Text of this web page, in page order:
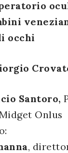
occhi
Santoro,
Onlus
,